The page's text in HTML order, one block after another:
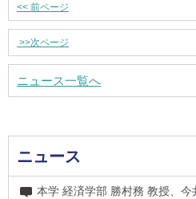
<< 前ページ
>>次ページ
ニュース一覧へ
ニュース
本学 経済学部 勝村務 教授、